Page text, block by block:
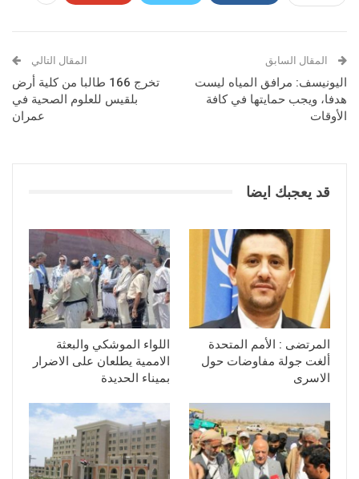
المقال السابق
اليونيسف: مرافق المياه ليست
هدفا، ويجب حمايتها في كافة
الأوقات
المقال التالي
تخرج 166 طالبا من كلية أرض
بلقيس للعلوم الصحية في
عمران
قد يعجبك ايضا
المرتضى : الأمم المتحدة
ألغت جولة مفاوضات حول
الاسرى
اللواء الموشكي والبعثة
الاممية يطلعان على الاضرار
بميناء الحديدة